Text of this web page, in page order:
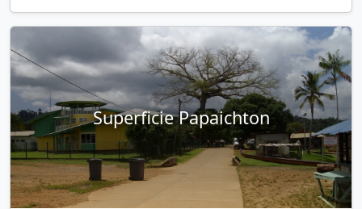
Superficie Papaichton